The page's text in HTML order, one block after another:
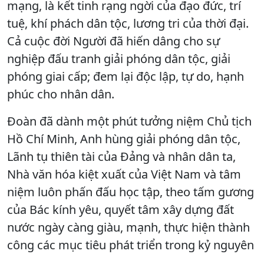
mạng, là kết tinh rạng ngời của đạo đức, trí
tuệ, khí phách dân tộc, lương tri của thời đại.
Cả cuộc đời Người đã hiến dâng cho sự
nghiệp đấu tranh giải phóng dân tộc, giải
phóng giai cấp; đem lại độc lập, tự do, hạnh
phúc cho nhân dân.
Đoàn đã dành một phút tưởng niệm Chủ tịch
Hồ Chí Minh, Anh hùng giải phóng dân tộc,
Lãnh tụ thiên tài của Đảng và nhân dân ta,
Nhà văn hóa kiệt xuất của Việt Nam và tâm
niệm luôn phấn đấu học tập, theo tấm gương
của Bác kính yêu, quyết tâm xây dựng đất
nước ngày càng giàu, mạnh, thực hiện thành
công các mục tiêu phát triển trong kỷ nguyên